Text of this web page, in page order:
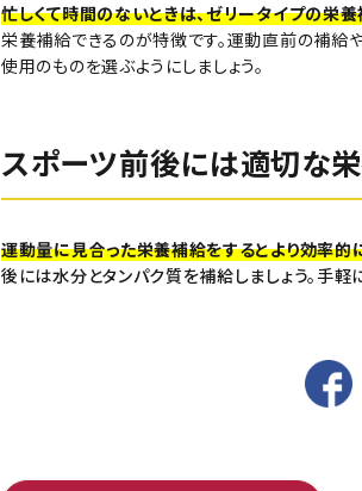
忙しくて時間のないときは、ゼリータイプの栄
栄養補給できるのが特徴です。運動直前の補給
使用のものを選ぶようにしましょう。
スポーツ前後には適切な
運動量に見合った栄養補給をするとより効率的
後には水分とタンパク質を補給しましょう。手軽